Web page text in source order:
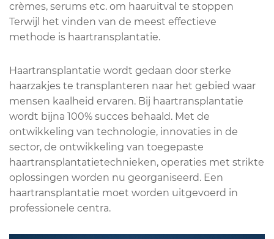
crèmes, serums etc. om haaruitval te stoppen
Terwijl het vinden van de meest effectieve
methode is haartransplantatie.
Haartransplantatie wordt gedaan door sterke
haarzakjes te transplanteren naar het gebied waar
mensen kaalheid ervaren. Bij haartransplantatie
wordt bijna 100% succes behaald. Met de
ontwikkeling van technologie, innovaties in de
sector, de ontwikkeling van toegepaste
haartransplantatietechnieken, operaties met strikte
oplossingen worden nu georganiseerd. Een
haartransplantatie moet worden uitgevoerd in
professionele centra.